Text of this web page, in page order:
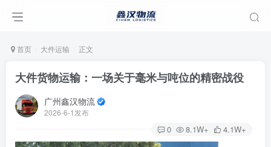
首页 大件运输 正文
大件货物运输：一场关于毫米与吨位的精密战役
广州鑫汉物流
2026-6-1发布
0 8.1W+ 4.1W+